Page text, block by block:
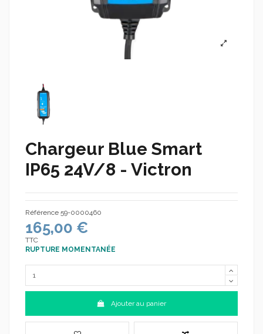
Chargeur Blue Smart
IP65 24V/8 - Victron
Référence 59-0000460
165,00 €
TTC
RUPTURE MOMENTANÉE
Ajouter au panier